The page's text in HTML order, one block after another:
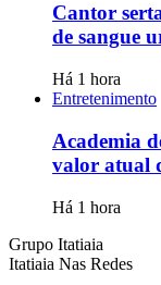
Cantor
de sangue
Há 1 hora
Entretenimento
Academia
valor atual
Há 1 hora
Grupo Itatiaia
Itatiaia Nas Redes